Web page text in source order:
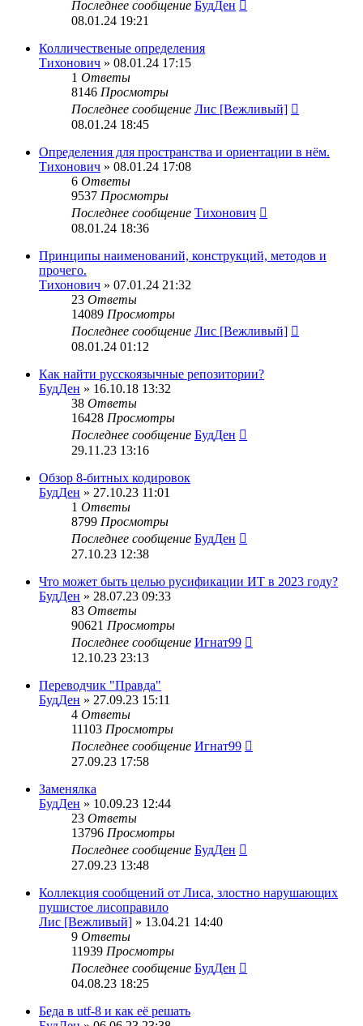
Последнее сообщение БудДен
08.01.24 19:21
Колличественые определения
Тихонович » 08.01.24 17:15
1 Ответы
8146 Просмотры
Последнее сообщение Лис [Вежливый]
08.01.24 18:45
Определения для пространства и ориентации в нём.
Тихонович » 08.01.24 17:08
6 Ответы
9537 Просмотры
Последнее сообщение Тихонович
08.01.24 18:36
Принципы наименований, конструкций, методов и
прочего.
Тихонович » 07.01.24 21:32
23 Ответы
14089 Просмотры
Последнее сообщение Лис [Вежливый]
08.01.24 01:12
Как найти русскоязычные репозитории?
БудДен » 16.10.18 13:32
38 Ответы
16428 Просмотры
Последнее сообщение БудДен
29.11.23 13:16
Обзор 8-битных кодировок
БудДен » 27.10.23 11:01
1 Ответы
8799 Просмотры
Последнее сообщение БудДен
27.10.23 12:38
Что может быть целью русификации ИТ в 2023 году?
БудДен » 28.07.23 09:33
83 Ответы
90621 Просмотры
Последнее сообщение Игнат99
12.10.23 23:13
Переводчик "Правда"
БудДен » 27.09.23 15:11
4 Ответы
11103 Просмотры
Последнее сообщение Игнат99
27.09.23 17:58
Заменялка
БудДен » 10.09.23 12:44
23 Ответы
13796 Просмотры
Последнее сообщение БудДен
27.09.23 13:48
Коллекция сообщений от Лиса, злостно нарушающих
пушистое лисоправило
Лис [Вежливый] » 13.04.21 14:40
9 Ответы
11939 Просмотры
Последнее сообщение БудДен
04.08.23 18:25
Беда в utf-8 и как её решать